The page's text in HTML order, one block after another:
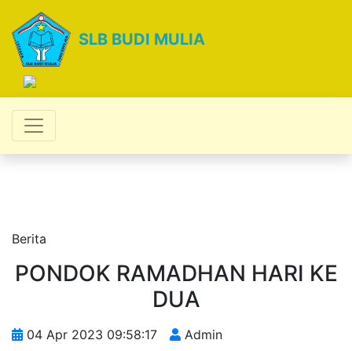
SLB BUDI MULIA
Berita
PONDOK RAMADHAN HARI KE
DUA
04 Apr 2023 09:58:17 Admin